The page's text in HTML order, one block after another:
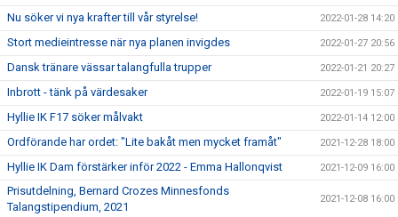
Nu söker vi nya krafter till vår styrelse! 2022-01-28 14:20
Stort medieintresse när nya planen invigdes 2022-01-27 20:56
Dansk tränare vässar talangfulla trupper 2022-01-21 20:27
Inbrott - tänk på värdesaker 2022-01-19 15:07
Hyllie IK F17 söker målvakt 2022-01-14 12:00
Ordförande har ordet: "Lite bakåt men mycket framåt" 2021-12-28 18:00
Hyllie IK Dam förstärker inför 2022 - Emma Hallonqvist 2021-12-09 16:00
Prisutdelning, Bernard Crozes Minnesfonds
Talangstipendium, 2021
2021-12-08 16:00